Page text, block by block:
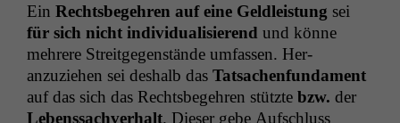
Ein Rechts­begehren auf eine Geldleis­tung sei
für sich nicht indi­vid­u­al­isierend und könne
mehrere Stre­it­ge­gen­stände umfassen. Her­
anzuziehen sei deshalb das Tat­sachen­fun­da­ment
auf das sich das Rechts­begehren stützte bzw. der
Lebenssachver­halt. Dieser gebe Auf­schluss